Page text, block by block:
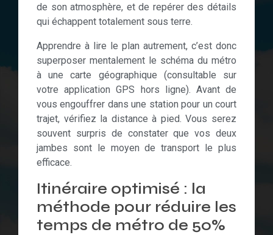
de son atmosphère, et de repérer des détails
qui échappent totalement sous terre.
Apprendre à lire le plan autrement, c’est donc
superposer mentalement le schéma du métro
à une carte géographique (consultable sur
votre application GPS hors ligne). Avant de
vous engouffrer dans une station pour un court
trajet, vérifiez la distance à pied. Vous serez
souvent surpris de constater que vos deux
jambes sont le moyen de transport le plus
efficace.
Itinéraire optimisé : la
méthode pour réduire les
temps de métro de 50%